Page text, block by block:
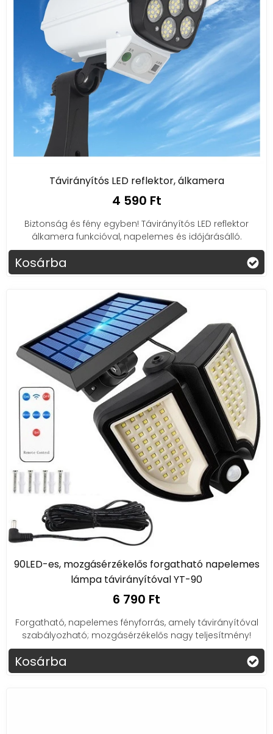
Távirányítós LED reflektor, álkamera
4 590 Ft
Biztonság és fény egyben! Távirányítós LED reflektor
álkamera funkcióval, napelemes és időjárásálló.
Kosárba
90LED-es, mozgásérzékelős forgatható napelemes
lámpa távirányítóval YT-90
6 790 Ft
Forgatható, napelemes fényforrás, amely távirányítóval
szabályozható; mozgásérzékelős nagy teljesítmény!
Kosárba